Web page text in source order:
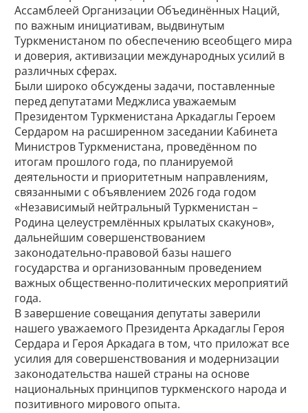
Ассамблеей Организации Объединённых Наций,
по важным инициативам, выдвинутым
Туркменистаном по обеспечению всеобщего мира
и доверия, активизации международных усилий в
различных сферах.
Были широко обсуждены задачи, поставленные
перед депутатами Меджлиса уважаемым
Президентом Туркменистана Аркадаглы Героем
Сердаром на расширенном заседании Кабинета
Министров Туркменистана, проведённом по
итогам прошлого года, по планируемой
деятельности и приоритетным направлениям,
связанными с объявлением 2026 года годом
«Независимый нейтральный Туркменистан –
Родина целеустремлённых крылатых скакунов»,
дальнейшим совершенствованием
законодательно-правовой базы нашего
государства и организованным проведением
важных общественно-политических мероприятий
года.
В завершение совещания депутаты заверили
нашего уважаемого Президента Аркадаглы Героя
Сердара и Героя Аркадага в том, что приложат все
усилия для совершенствования и модернизации
законодательства нашей страны на основе
национальных принципов туркменского народа и
позитивного мирового опыта.